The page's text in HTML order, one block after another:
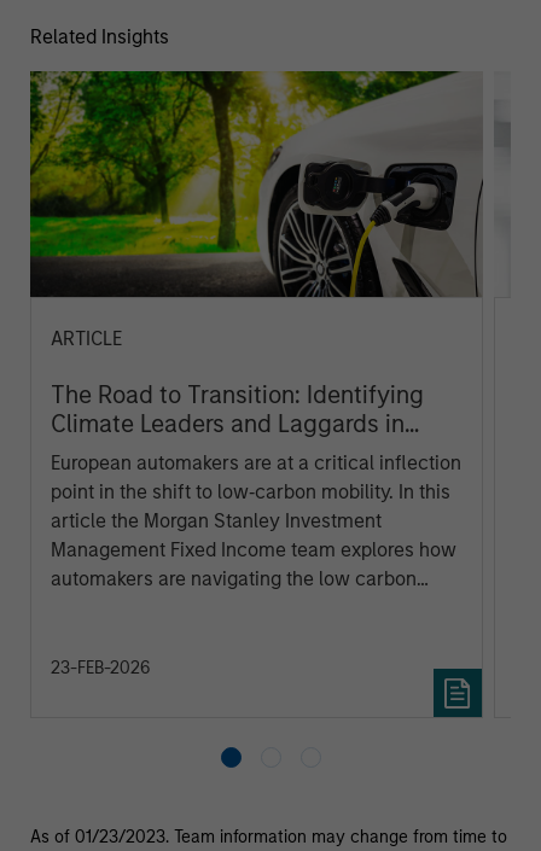
Related Insights
ARTICLE
The Road to Transition: Identifying
Climate Leaders and Laggards in
European Autos
European automakers are at a critical inflection
point in the shift to low‑carbon mobility. In this
article the Morgan Stanley Investment
Management Fixed Income team explores how
automakers are navigating the low carbon
23-FEB-2026
As of 01/23/2023. Team information may change from time to